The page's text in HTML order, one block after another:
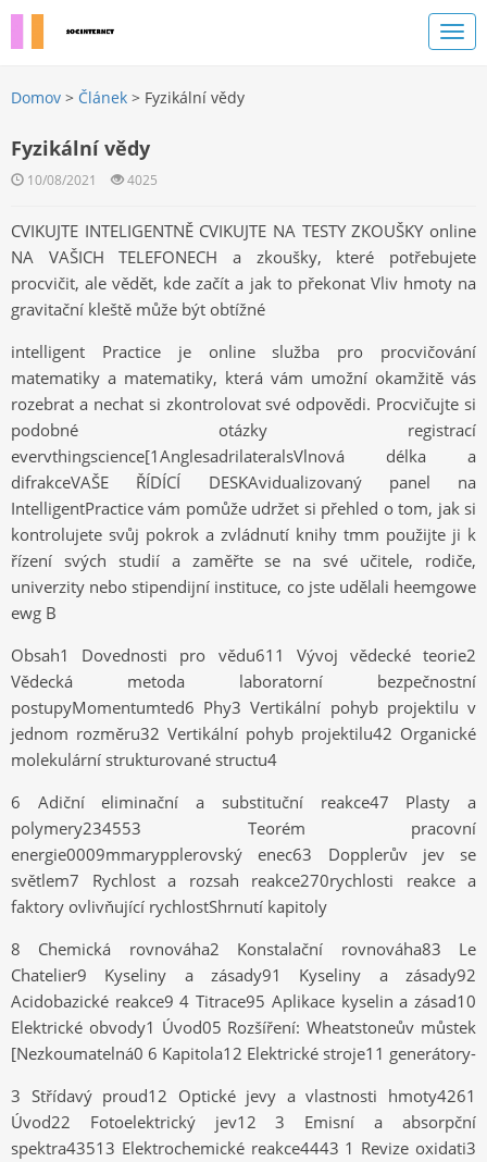
Domov > Článek > Fyzikální vědy
Fyzikální vědy
10/08/2021 4025
CVIKUJTE INTELIGENTNĚ CVIKUJTE NA TESTY ZKOUŠKY online
NA VAŠICH TELEFONECH a zkoušky, které potřebujete
procvičit, ale vědět, kde začít a jak to překonat Vliv hmoty na
gravitační kleště může být obtížné
intelligent Practice je online služba pro procvičování
matematiky a matematiky, která vám umožní okamžitě vás
rozebrat a nechat si zkontrolovat své odpovědi. Procvičujte si
podobné otázky registrací
evervthingscience[1AnglesadrilateralsVlnová délka a
difrakceVAŠE ŘÍDÍCÍ DESKAvidualizovaný panel na
IntelligentPractice vám pomůže udržet si přehled o tom, jak si
kontrolujete svůj pokrok a zvládnutí knihy tmm použijte ji k
řízení svých studií a zaměřte se na své učitele, rodiče,
univerzity nebo stipendijní instituce, co jste udělali heemgowe
ewg B
Obsah1 Dovednosti pro vědu611 Vývoj vědecké teorie2
Vědecká metoda laboratorní bezpečnostní
postupyMomentumted6 Phy3 Vertikální pohyb projektilu v
jednom rozměru32 Vertikální pohyb projektilu42 Organické
molekulární strukturované structu4
6 Adiční eliminační a substituční reakce47 Plasty a
polymery234553 Teorém pracovní
energie0009mmarypplerovský enec63 Dopplerův jev se
světlem7 Rychlost a rozsah reakce270rychlosti reakce a
faktory ovlivňující rychlostShrnutí kapitoly
8 Chemická rovnováha2 Konstalační rovnováha83 Le
Chatelier9 Kyseliny a zásady91 Kyseliny a zásady92
Acidobazické reakce9 4 Titrace95 Aplikace kyselin a zásad10
Elektrické obvody1 Úvod05 Rozšíření: Wheatstoneův můstek
[Nezkoumatelná0 6 Kapitola12 Elektrické stroje11 generátory-
3 Střídavý proud12 Optické jevy a vlastnosti hmoty4261
Úvod22 Fotoelektrický jev12 3 Emisní a absorpční
spektra43513 Elektrochemické reakce4443 1 Revize oxidati3